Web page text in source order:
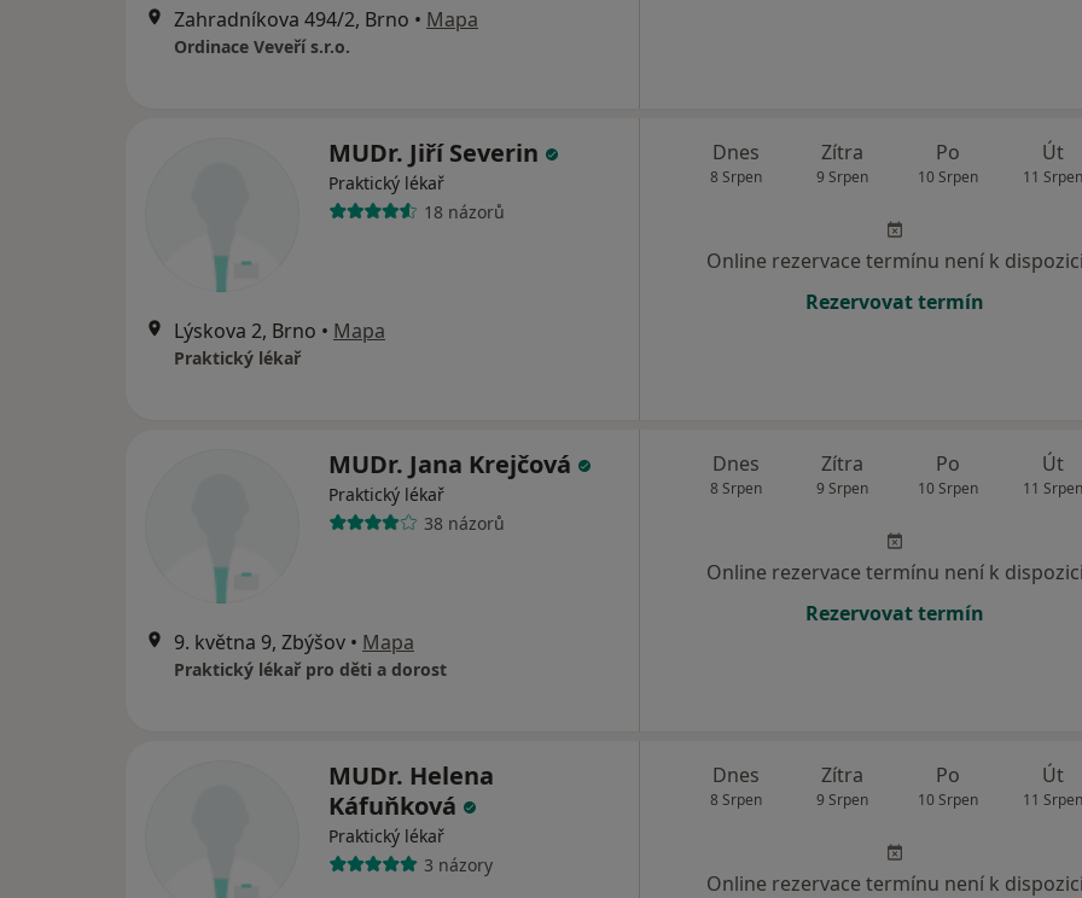
Zahradníkova 494/2, Brno • Mapa
Ordinace Veveří s.r.o.
MUDr. Jiří Severin
Praktický lékař
18 názorů
Lýskova 2, Brno • Mapa
Praktický lékař
Dnes
8 Srpen
Zítra
9 Srpen
Po
10 Srpen
Út
11 Srpen
Online rezervace termínu není k dispozici
Rezervovat termín
MUDr. Jana Krejčová
Praktický lékař
38 názorů
9. května 9, Zbýšov • Mapa
Praktický lékař pro děti a dorost
Dnes
8 Srpen
Zítra
9 Srpen
Po
10 Srpen
Út
11 Srpen
Online rezervace termínu není k dispozici
Rezervovat termín
MUDr. Helena
Káfuňková
Praktický lékař
3 názory
Dnes
8 Srpen
Zítra
9 Srpen
Po
10 Srpen
Út
11 Srpen
Online rezervace termínu není k dispozici